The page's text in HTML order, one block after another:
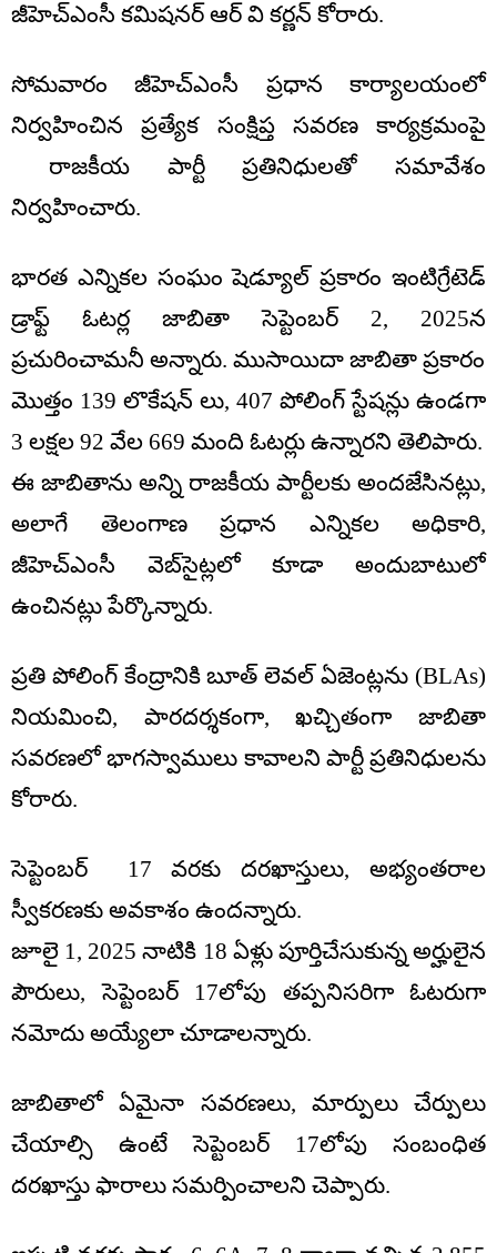
జీహెచ్ఎంసీ కమిషనర్ ఆర్ వి కర్ణన్ కోరారు.
సోమవారం జీహెచ్ఎంసీ ప్రధాన కార్యాలయంలో
నిర్వహించిన ప్రత్యేక సంక్షిప్త సవరణ కార్యక్రమంపై
రాజకీయ పార్టీ ప్రతినిధులతో సమావేశం
నిర్వహించారు.
భారత ఎన్నికల సంఘం షెడ్యూల్ ప్రకారం ఇంటిగ్రేటెడ్
డ్రాఫ్ట్ ఓటర్ల జాబితా సెప్టెంబర్ 2, 2025న
ప్రచురించామనీ అన్నారు. ముసాయిదా జాబితా ప్రకారం
మొత్తం 139 లొకేషన్ లు, 407 పోలింగ్ స్టేషన్లు ఉండగా
3 లక్షల 92 వేల 669 మంది ఓటర్లు ఉన్నారని తెలిపారు.
ఈ జాబితాను అన్ని రాజకీయ పార్టీలకు అందజేసినట్లు,
అలాగే తెలంగాణ ప్రధాన ఎన్నికల అధికారి,
జీహెచ్ఎంసీ వెబ్‌సైట్లలో కూడా అందుబాటులో
ఉంచినట్లు పేర్కొన్నారు.
ప్రతి పోలింగ్ కేంద్రానికి బూత్ లెవల్ ఏజెంట్లను (BLAs)
నియమించి, పారదర్శకంగా, ఖచ్చితంగా జాబితా
సవరణలో భాగస్వాములు కావాలని పార్టీ ప్రతినిధులను
కోరారు.
సెప్టెంబర్ 17 వరకు దరఖాస్తులు, అభ్యంతరాల
స్వీకరణకు అవకాశం ఉందన్నారు.
జూలై 1, 2025 నాటికి 18 ఏళ్లు పూర్తిచేసుకున్న అర్హులైన
పౌరులు, సెప్టెంబర్ 17లోపు తప్పనిసరిగా ఓటరుగా
నమోదు అయ్యేలా చూడాలన్నారు.
జాబితాలో ఏమైనా సవరణలు, మార్పులు చేర్పులు
చేయాల్సి ఉంటే సెప్టెంబర్ 17లోపు సంబంధిత
దరఖాస్తు ఫారాలు సమర్పించాలని చెప్పారు.